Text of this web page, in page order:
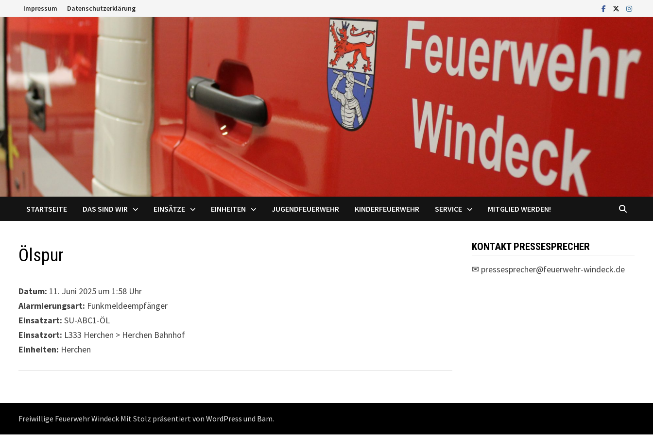
Inhalt
springen
Impressum Datenschutzerklärung
STARTSEITE DAS SIND WIR EINSÄTZE EINHEITEN JUGENDFEUERWEHR KINDERFEUERWEHR SERVICE MITGLIED WERDEN!
Ölspur
Datum: 11. Juni 2025 um 1:58 Uhr
Alarmierungsart: Funkmeldeempfänger
Einsatzart: SU-ABC1-ÖL
Einsatzort: L333 Herchen > Herchen Bahnhof
Einheiten: Herchen
KONTAKT PRESSESPRECHER
✉ pressesprecher@feuerwehr-windeck.de
Freiwillige Feuerwehr Windeck Mit Stolz präsentiert vonWordPress und Bam.